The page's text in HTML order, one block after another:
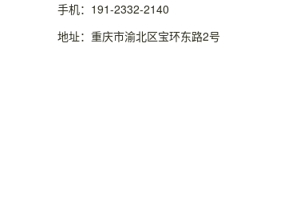
手机：191-2332-2140
地址：重庆市渝北区宝环东路2号